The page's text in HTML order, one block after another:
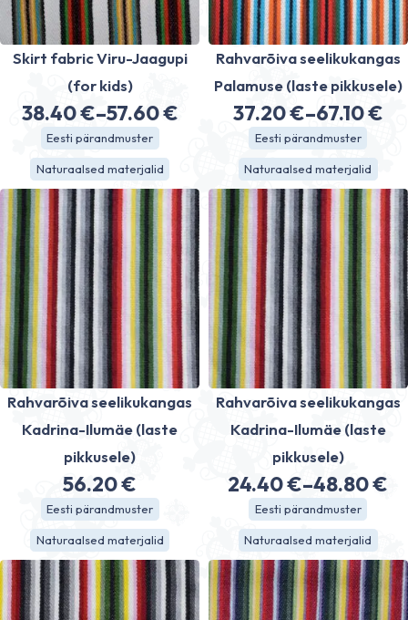
Skirt fabric Viru-Jaagupi
(for kids)
38.40€–57.60€
Price
range:
38.40 €
through
57.60 €
Eesti pärandmuster
Naturaalsed materjalid
Rahvarõiva seelikukangas
Palamuse (laste pikkusele)
37.20€–67.10€
Price
range:
37.20 €
through
67.10 €
Eesti pärandmuster
Naturaalsed materjalid
Rahvarõiva seelikukangas
Kadrina-Ilumäe (laste
pikkusele)
56.20€
Eesti pärandmuster
Naturaalsed materjalid
Rahvarõiva seelikukangas
Kadrina-Ilumäe (laste
pikkusele)
24.40€–48.80€
Price
range:
24.40 €
through
48.80 €
Eesti pärandmuster
Naturaalsed materjalid